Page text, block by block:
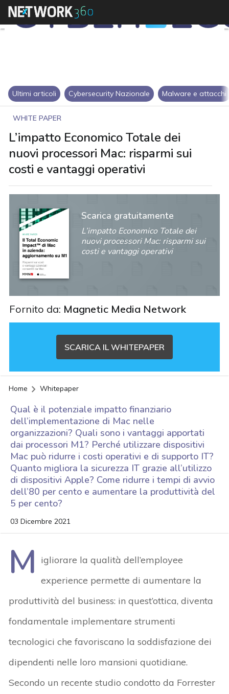
Ultimi articoli Cybersecurity Nazionale Malware e attacchi
WHITE PAPER
L’impatto Economico Totale dei
nuovi processori Mac: risparmi sui
costi e vantaggi operativi
Scarica gratuitamente
L’impatto Economico Totale dei
nuovi processori Mac: risparmi sui
costi e vantaggi operativi
Fornito da: Magnetic Media Network
SCARICA IL WHITEPAPER
Home Whitepaper
Qual è il potenziale impatto finanziario
dell’implementazione di Mac nelle
organizzazioni? Quali sono i vantaggi apportati
dai processori M1? Perché utilizzare dispositivi
Mac può ridurre i costi operativi e di supporto IT?
Quanto migliora la sicurezza IT grazie all’utilizzo
di dispositivi Apple? Come ridurre i tempi di avvio
dell’80 per cento e aumentare la produttività del
5 per cento?
03 Dicembre 2021
M
igliorare la qualità dell’employee
experience permette di aumentare la
produttività del business: in quest’ottica, diventa
fondamentale implementare strumenti
tecnologici che favoriscano la soddisfazione dei
dipendenti nelle loro mansioni quotidiane.
Secondo un recente studio condotto da Forrester